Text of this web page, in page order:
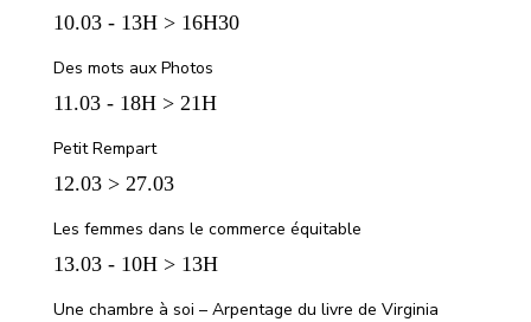
10.03 - 13H > 16H30
Des mots aux Photos
11.03 - 18H > 21H
Petit Rempart
12.03 > 27.03
Les femmes dans le commerce équitable
13.03 - 10H > 13H
Une chambre à soi – Arpentage du livre de Virginia